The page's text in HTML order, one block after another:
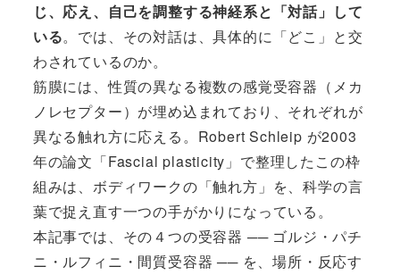
じ、応え、自己を調整する神経系と「対話」して
いる。では、その対話は、具体的に「どこ」と交
わされているのか。
筋膜には、性質の異なる複数の感覚受容器（メカ
ノレセプター）が埋め込まれており、それぞれが
異なる触れ方に応える。Robert Schleip が2003
年の論文「Fascial plasticity」で整理したこの枠
組みは、ボディワークの「触れ方」を、科学の言
葉で捉え直す一つの手がかりになっている。
本記事では、その４つの受容器 ── ゴルジ・パチ
ニ・ルフィニ・間質受容器 ── を、場所・反応す